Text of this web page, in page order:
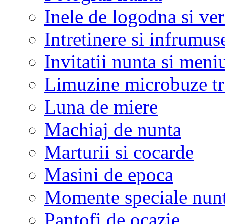
Inele de logodna si
Intretinere si
Invitatii nunta si
Limuzine microbuze
Luna de miere
Machiaj de nunta
Marturii si cocarde
Masini de epoca
Momente speciale
Pantofi de ocazie